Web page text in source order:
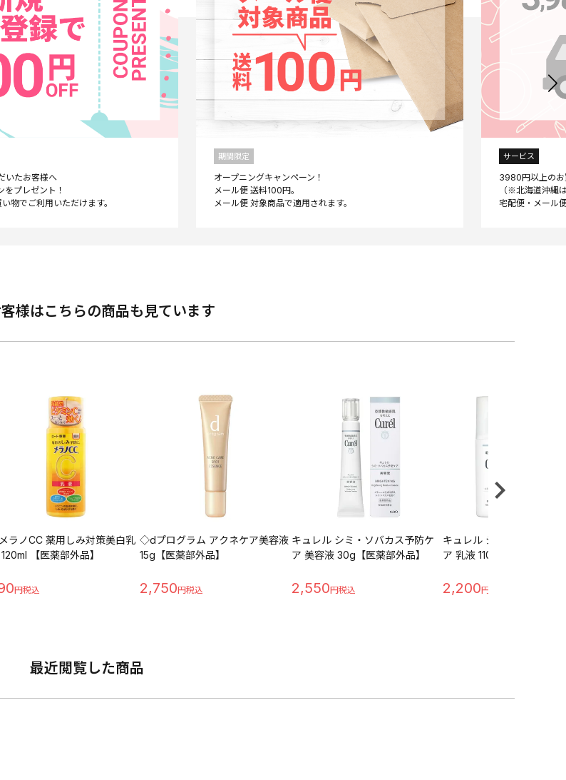
いたお客様へ
プレゼント！
期間限定
オープニングキャンペーン！
メール便 送料100円。
サービス
3980円以上のお
（※北海道沖縄
様はこちらの商品も見ています
ラノCC 薬用しみ対策美白乳
【医薬部外品】
◇dプログラム アクネケア美容液
15g【医薬部外品】
2,750
キュレル シミ・ソバカス予防ケ
ア 美容液 30g【医薬部外品】
2,550
キュレル シミ・ソバカス
ア 乳液 110ml【医薬部外品
2,200
最近閲覧した商品